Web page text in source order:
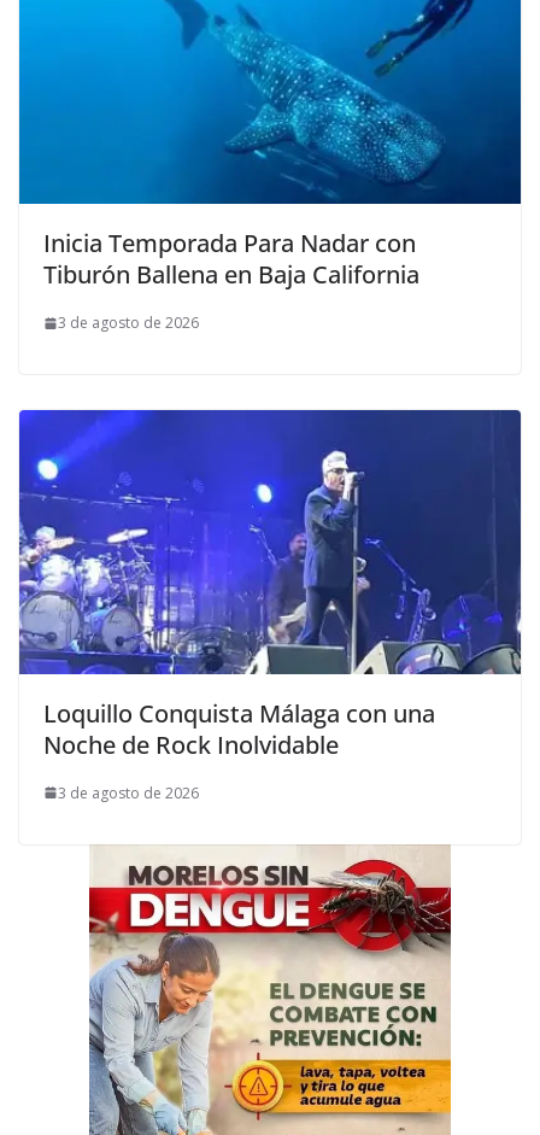
Inicia Temporada Para Nadar con
Tiburón Ballena en Baja California
3 de agosto de 2026
Loquillo Conquista Málaga con una
Noche de Rock Inolvidable
3 de agosto de 2026